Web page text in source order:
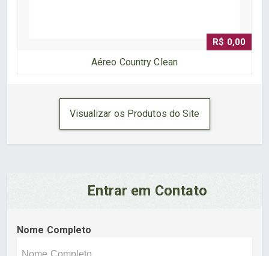
R$ 0,00
Aéreo Country Clean
Visualizar os Produtos do Site
Entrar em Contato
Nome Completo